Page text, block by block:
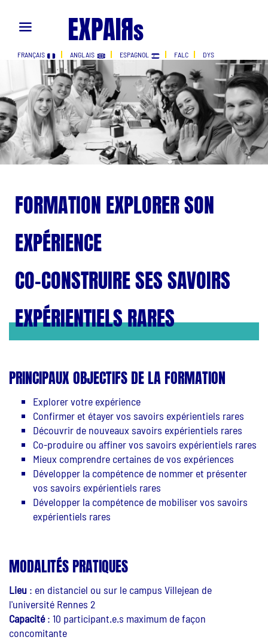
FRANÇAIS ANGLAIS ESPAGNOL FALC DYS
FORMATION EXPLORER SON
EXPÉRIENCE
CO-CONSTRUIRE SES SAVOIRS
EXPÉRIENTIELS RARES
PRINCIPAUX OBJECTIFS DE LA FORMATION
Explorer votre expérience
Confirmer et étayer vos savoirs expérientiels rares
Découvrir de nouveaux savoirs expérientiels rares
Co-produire ou affiner vos savoirs expérientiels rares
Mieux comprendre certaines de vos expériences
Développer la compétence de nommer et présenter
vos savoirs expérientiels rares
Développer la compétence de mobiliser vos savoirs
expérientiels rares
MODALITÉS PRATIQUES
Lieu : en distanciel ou sur le campus Villejean de
l'université Rennes 2
Capacité: 10 participant.e.s maximum de façon
concomitante